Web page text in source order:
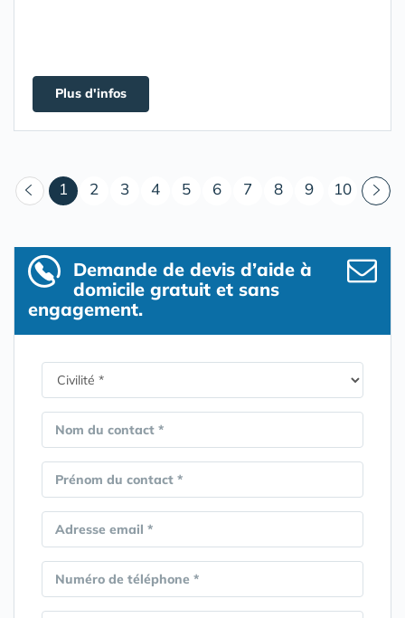
Plus d'infos
1 (courant)
2 3 4 5 6 7 8 9 10
Demande de devis d’aide à
domicile gratuit et sans
engagement.
Nom du contact *
Prénom du contact *
Adresse email *
Numéro de téléphone *